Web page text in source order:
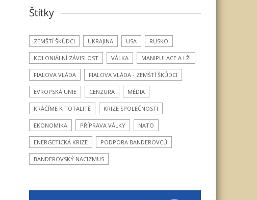
Štítky
ZEMŠTÍ ŠKŮDCI UKRAJINA USA RUSKO
KOLONIÁLNÍ ZÁVISLOST VÁLKA MANIPULACE A LŽI
FIALOVA VLÁDA FIALOVA VLÁDA - ZEMŠTÍ ŠKŮDCI
EVROPSKÁ UNIE CENZURA MÉDIA
KRÁČÍME K TOTALITĚ KRIZE SPOLEČNOSTI
EKONOMIKA PŘÍPRAVA VÁLKY NATO
ENERGETICKÁ KRIZE PODPORA BANDEROVCŮ
BANDEROVSKÝ NACIZMUS